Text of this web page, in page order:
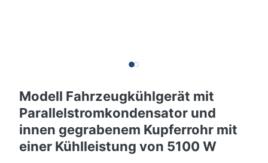
Modell Fahrzeugkühlgerät mit
Parallelstromkondensator und
innen gegrabenem Kupferrohr mit
einer Kühlleistung von 5100 W